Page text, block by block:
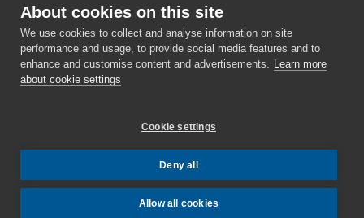
About cookies on this site
We use cookies to collect and analyse information on site
performance and usage, to provide social media features and to
enhance and customise content and advertisements. Learn more
about cookie settings
Cookie settings
Deny all
Allow all cookies
Powered byEnterprise⚡️ Partita IVA: IT03959590989 ⚡️
Privacy & Cookie policy
Sede Operativa: Via A. Bellini 7, Roè Volciano (Brescia) -
TUTTI I SISTEMI OPERATIVI.